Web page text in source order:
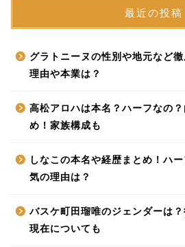
最近の投稿
グラトニーヌの性別や地元など
理由や本業は？
高松アロハは本名？ハーフなの
め！家族構成も
しなこの本名や経歴まとめ！ハ
気の理由は？
バスケ町田瑠唯のジェンダーは
現在についても